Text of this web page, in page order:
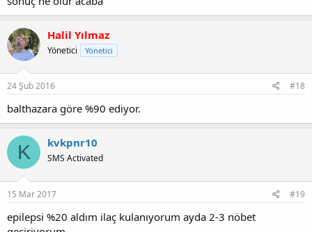
Halil Yılmaz
Yönetici Yönetici
24 Şub 2016 #18
balthazara göre %90 ediyor.
K kvkpnr10
SMS Activated
15 Mar 2017 #19
epilepsi %20 aldım ilaç kulanıyorum ayda 2-3 nöbet